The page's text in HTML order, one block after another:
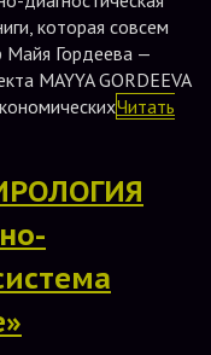
которая совсем
Майя Гордеева —
MAYYA GORDEEVA
Читать